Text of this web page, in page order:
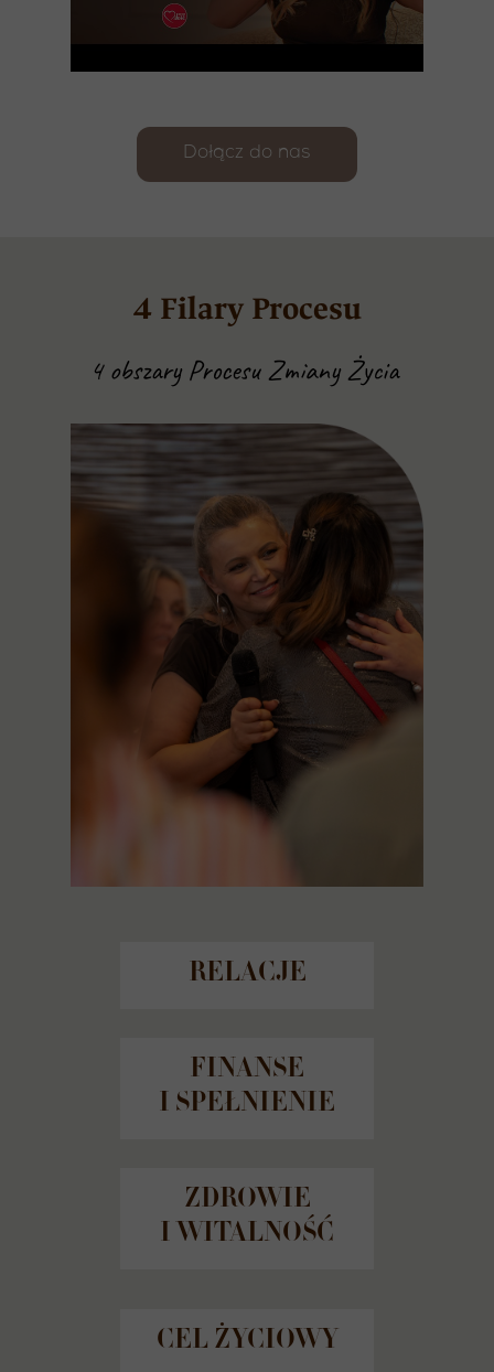
Dołącz do nas
CEL ŻYCIOWY
ZDROWIE
I WITALNOŚĆ
FINANSE
I SPEŁNIENIE
RELACJE
4 Filary Procesu
4 obszary Procesu Zmiany Życia